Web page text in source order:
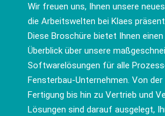
Wir freuen uns, Ihnen unsere
die Arbeitswelten bei Klaes
Diese Broschüre bietet Ihnen
Überblick über unsere
Softwarelösungen für alle
Fensterbau-Unternehmen. Von der
Fertigung bis hin zu Vertrieb und
Lösungen sind darauf ausgelegt,